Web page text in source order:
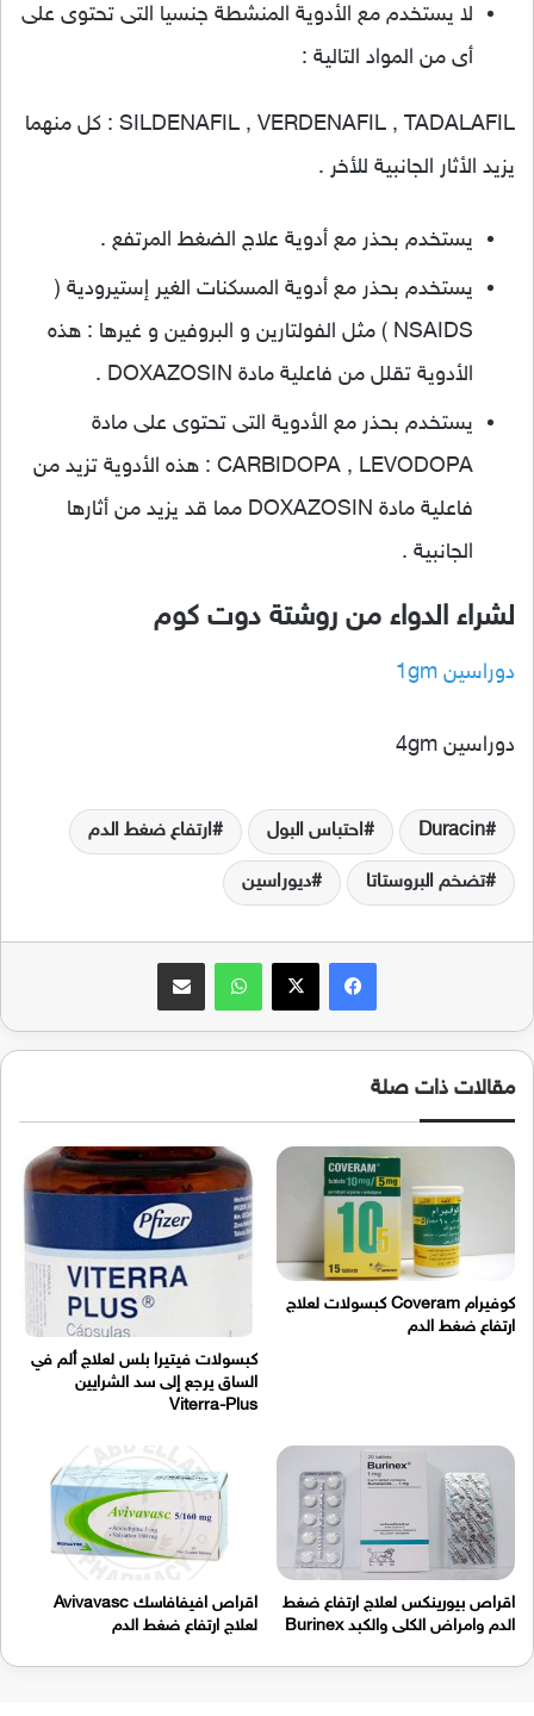
لا يستخدم مع الأدوية المنشطة جنسيا التى تحتوى على
أى من المواد التالية :
SILDENAFIL , VERDENAFIL , TADALAFIL : كل منهما
يزيد الأثار الجانبية للأخر .
يستخدم بحذر مع أدوية علاج الضغط المرتفع .
يستخدم بحذر مع أدوية المسكنات الغير إستيرودية (
NSAIDS ) مثل الفولتارين و البروفين و غيرها : هذه
الأدوية تقلل من فاعلية مادة DOXAZOSIN .
يستخدم بحذر مع الأدوية التى تحتوى على مادة
CARBIDOPA , LEVODOPA : هذه الأدوية تزيد من
فاعلية مادة DOXAZOSIN مما قد يزيد من أثارها
الجانبية .
لشراء الدواء من روشتة دوت كوم
دوراسين 1gm
دوراسين 4gm
Duracin احتباس البول ارتفاع ضغط الدم
تضخم البروستاتا ديوراسين
فيسبوك‫X واتساب مشاركة عبر البريد
مقالات ذات صلة
كوفيرام Coveram كبسولات لعلاج
ارتفاع ضغط الدم
كبسولات فيتيرا بلس لعلاج ألم في
الساق يرجع إلى سد الشرايين
Viterra-Plus
اقراص بيورينكس لعلاج ارتفاع ضغط
الدم وامراض الكلى والكبد Burinex
اقراص افيفافاسك Avivavasc
لعلاج ارتفاع ضغط الدم